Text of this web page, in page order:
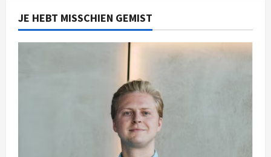
JE HEBT MISSCHIEN GEMIST